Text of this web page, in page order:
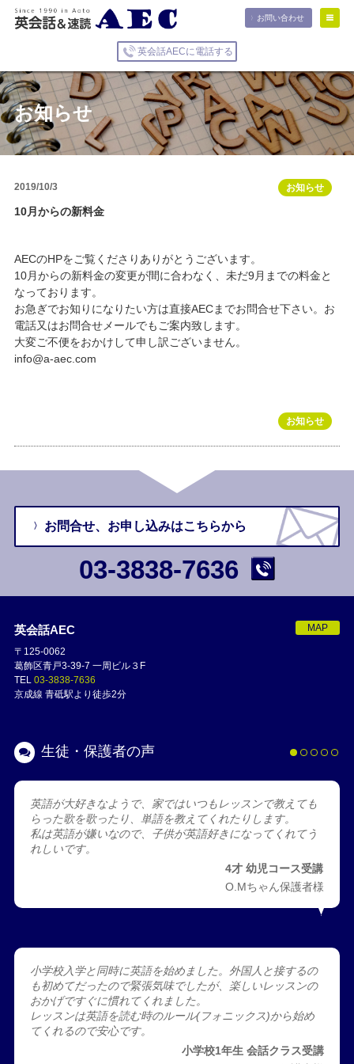
お問い合わせ
英会話AECに電話する
お知らせ
2019/10/3 お知らせ
10月からの新料金
AECのHPをご覧くださりありがとうございます。
10月からの新料金の変更が間に合わなく、未だ9月までの料金と
なっております。
お急ぎでお知りになりたい方は直接AECまでお問合せ下さい。お
電話又はお問合せメールでもご案内致します。
大変ご不便をおかけして申し訳ございません。
info@a-aec.com
お知らせ
お問合せ、 お申し込みはこちらから
03-3838-7636
MAP
英会話AEC
〒125-0062
葛飾区青戸3-39-7 一周ビル３F
TEL 03-3838-7636
京成線 青砥駅より徒歩2分
生徒・保護者の声
英語が大好きなようで、家ではいつもレッスンで教えても
らった歌を歌ったり、単語を教えてくれたりします。
私は英語が嫌いなので、子供が英語好きになってくれてう
れしいです。
4才 幼児コース受講
O.Mちゃん保護者様
小学校入学と同時に英語を始めました。外国人と接するの
も初めてだったので緊張気味でしたが、楽しいレッスンの
おかげですぐに慣れてくれました。
レッスンは英語を読む時のルール(フォニックス)から始め
てくれるので安心です。
小学校1年生 会話クラス受講